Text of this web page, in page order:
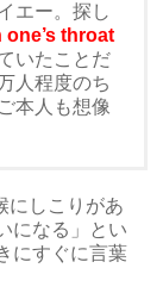
エー。探し
one’s throat
いたことだ
人程度のち
本人も想像
にしこりがあ
になる」とい
にすぐに言葉